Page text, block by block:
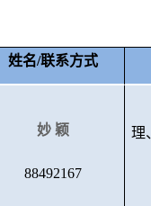
姓名/联系方式
妙 颖
88492167
理